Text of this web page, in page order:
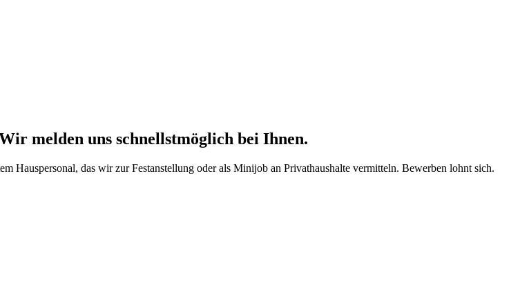
melden uns schnellstmöglich bei Ihnen.
Hauspersonal, das wir zur Festanstellung oder als Minijob an Privathaushalte vermitteln. Bewerben lohnt sich.